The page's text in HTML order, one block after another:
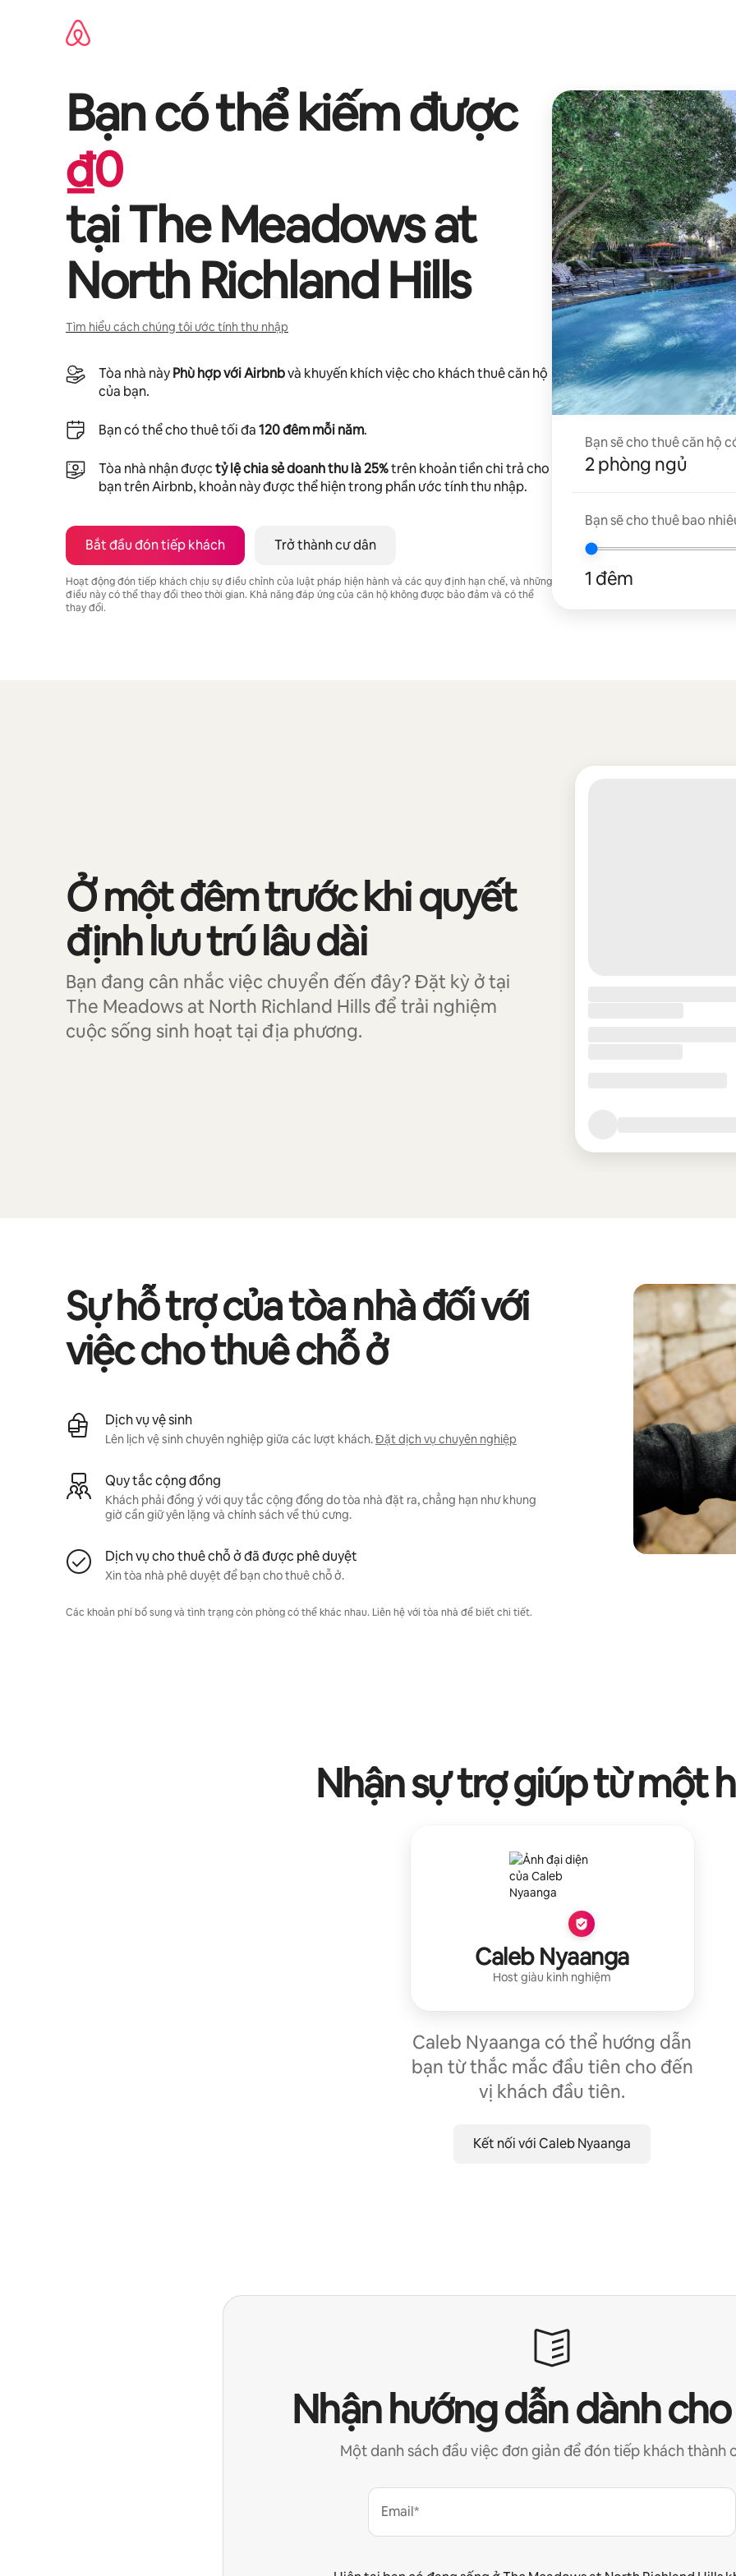
Bạn có thể kiếm được
₫0
tạiThe Meadows at
North Richland Hills
Tìm hiểu cách chúng tôi ước tính thu nhập
Tòa nhà nàyPhù hợp với Airbnbvà khuyến khích việc cho khách thuê căn hộ
của bạn.
Bạn có thể cho thuê tối đa120 đêm mỗi năm.
Tòa nhà nhận đượctỷ lệ chia sẻ doanh thu là 25%trên khoản tiền chi trả cho
bạn trên Airbnb, khoản này được thể hiện trong phần ước tính thu nhập.
Bắt đầu đón tiếp khách Trở thành cư dân
Hoạt động đón tiếp khách chịu sự điều chỉnh của luật pháp hiện hành và các quy định hạn chế, và những
điều này có thể thay đổi theo thời gian. Khả năng đáp ứng của căn hộ không được bảo đảm và có thể
thay đổi.
Bạn sẽ cho thuê căn hộ
2 phòng ngủ
Bạn sẽ cho thuê bao
1 đêm
Ở một đêm trước khi quyết
định lưu trú lâu dài
Bạn đang cân nhắc việc chuyển đến đây? Đặt kỳ ở tại
The Meadows at North Richland Hills để trải nghiệm
cuộc sống sinh hoạt tại địa phương.
Sự hỗ trợ của tòa nhà đối với
việc cho thuê chỗ ở
Dịch vụ vệ sinh
Lên lịch vệ sinh chuyên nghiệp giữa các lượt khách.Đặt dịch vụ chuyên nghiệp
Quy tắc cộng đồng
Khách phải đồng ý với quy tắc cộng đồng do tòa nhà đặt ra, chẳng hạn như khung
giờ cần giữ yên lặng và chính sách về thú cưng.
Dịch vụ cho thuê chỗ ở đã được phê duyệt
Xin tòa nhà phê duyệt để bạn cho thuê chỗ ở.
Các khoản phí bổ sung và tình trạng còn phòng có thể khác nhau. Liên hệ với tòa nhà để biết chi tiết.
Nhận sự trợ giúp từ một
Caleb Nyaanga
Host giàu kinh nghiệm
Caleb Nyaanga có thể hướng dẫn
bạn từ thắc mắc đầu tiên cho đến
vị khách đầu tiên.
Kết nối với Caleb Nyaanga
Nhận hướng dẫn dành
Một danh sách đầu việc đơn giản để đón tiếp khách thành
Email*